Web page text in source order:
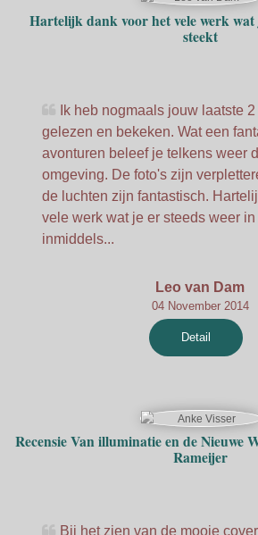
Hartelijk dank voor het vele werk wat
steekt
Ik heb nogmaals jouw laatste
gelezen en bekeken. Wat een
avonturen beleef je telkens weer
omgeving. De foto's zijn
de luchten zijn fantastisch.
vele werk wat je er steeds weer
inmiddels...
Leo van Dam
04 November 2014
Detail
Recensie Van illuminatie en de Nieuwe
Rameijer
Bij het zien van de mooie